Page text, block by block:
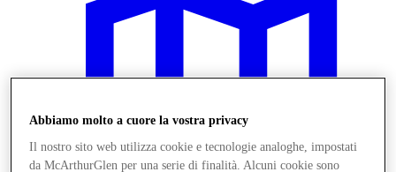
Abbiamo molto a cuore la vostra privacy
Il nostro sito web utilizza cookie e tecnologie analoghe, impostati
da McArthurGlen per una serie di finalità. Alcuni cookie sono